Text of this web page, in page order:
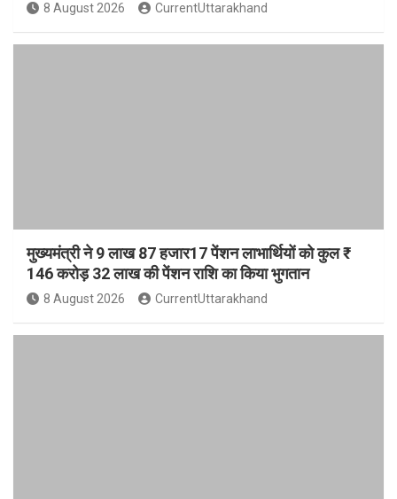
8 August 2026 CurrentUttarakhand
मुख्यमंत्री ने 9 लाख 87 हजार17 पेंशन लाभार्थियों को कुल ₹
146 करोड़ 32 लाख की पेंशन राशि का किया भुगतान
8 August 2026 CurrentUttarakhand